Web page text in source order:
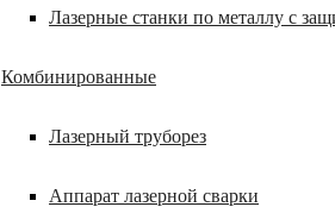
Лазерные станки по металлу с
Комбинированные
Лазерный труборез
Аппарат лазерной сварки